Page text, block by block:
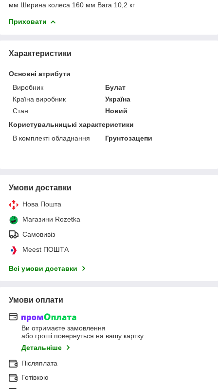
мм Ширина колеса 160 мм Вага 10,2 кг
Приховати
Характеристики
Основні атрибути
Виробник
Булат
Країна виробник
Україна
Стан
Новий
Користувальницькі характеристики
В комплекті обладнання
Грунтозацепи
Умови доставки
Нова Пошта
Магазини Rozetka
Самовивіз
Meest ПОШТА
Всі умови доставки
Умови оплати
Ви отримаєте замовлення
або гроші повернуться на вашу картку
Детальніше
Післяплата
Готівкою